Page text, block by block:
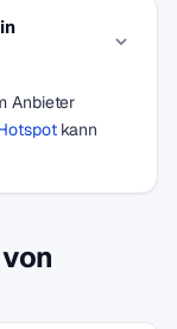
Anbieter
kann